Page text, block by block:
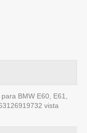
BMW E60, E61,
vista